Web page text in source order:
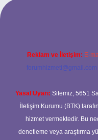
giriş
Reklam ve İletişim: E-
forumhizmeti@gmail.com
Yasal Uyarı: Sitemiz, 5651
İletişim Kurumu (BTK)
hizmet vermektedir. Bu
denetleme veya araştırma